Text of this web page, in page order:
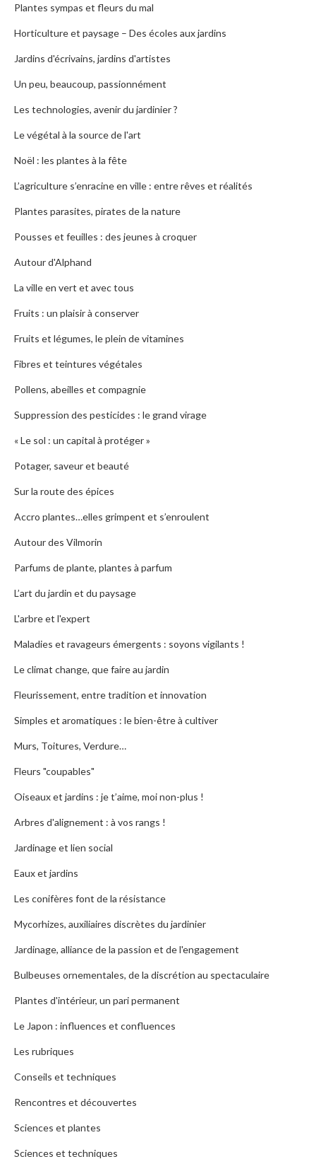
Plantes sympas et fleurs du mal
Horticulture et paysage – Des écoles aux jardins
Jardins d'écrivains, jardins d'artistes
Un peu, beaucoup, passionnément
Les technologies, avenir du jardinier ?
Le végétal à la source de l'art
Noël : les plantes à la fête
L’agriculture s’enracine en ville : entre rêves et réalités
Plantes parasites, pirates de la nature
Pousses et feuilles : des jeunes à croquer
Autour d'Alphand
La ville en vert et avec tous
Fruits : un plaisir à conserver
Fruits et légumes, le plein de vitamines
Fibres et teintures végétales
Pollens, abeilles et compagnie
Suppression des pesticides : le grand virage
« Le sol : un capital à protéger »
Potager, saveur et beauté
Sur la route des épices
Accro plantes…elles grimpent et s’enroulent
Autour des Vilmorin
Parfums de plante, plantes à parfum
L’art du jardin et du paysage
L'arbre et l'expert
Maladies et ravageurs émergents : soyons vigilants !
Le climat change, que faire au jardin
Fleurissement, entre tradition et innovation
Simples et aromatiques : le bien-être à cultiver
Murs, Toitures, Verdure…
Fleurs "coupables"
Oiseaux et jardins : je t’aime, moi non-plus !
Arbres d'alignement : à vos rangs !
Jardinage et lien social
Eaux et jardins
Les conifères font de la résistance
Mycorhizes, auxiliaires discrètes du jardinier
Jardinage, alliance de la passion et de l'engagement
Bulbeuses ornementales, de la discrétion au spectaculaire
Plantes d'intérieur, un pari permanent
Le Japon : influences et confluences
Les rubriques
Conseils et techniques
Rencontres et découvertes
Sciences et plantes
Sciences et techniques